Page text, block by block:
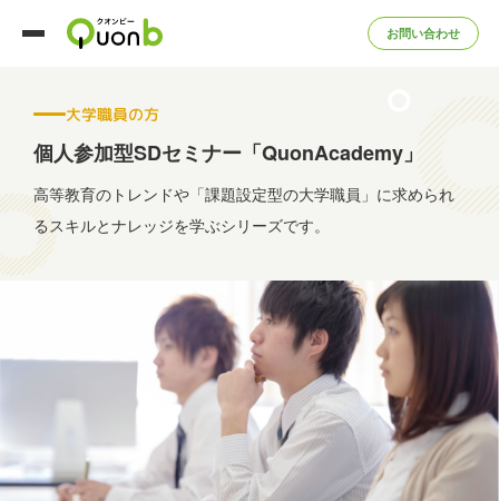
お問い合わせ
大学職員の方
個人参加型SDセミナー「QuonAcademy」
高等教育のトレンドや「課題設定型の大学職員」に求められ
るスキルとナレッジを学ぶシリーズです。